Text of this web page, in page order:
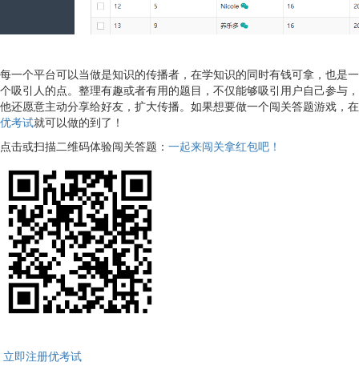
每一个平台可以当做是知识的传播者，在学知识的同时有钱可拿，也是一
个吸引人的点。整理有趣或者有用的题目，不仅能够吸引用户自己参与，
他还愿意主动分享给好友，扩大传播。如果想要做一个闯关答题游戏，在
优考试就可以做的到了！
点击或扫描二维码体验闯关答题： 一起来闯关拿红包吧！
立即注册优考试